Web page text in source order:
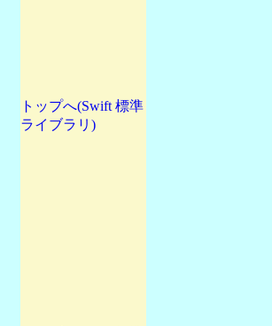
トップへ(Swift 標準
ライブラリ)